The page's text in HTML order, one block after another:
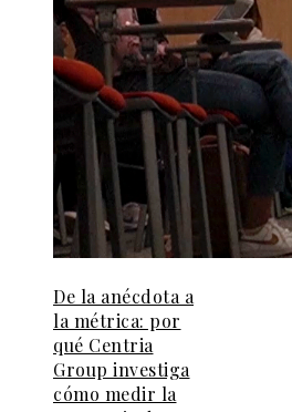
De la anécdota a
la métrica: por
qué Centria
Group investiga
cómo medir la